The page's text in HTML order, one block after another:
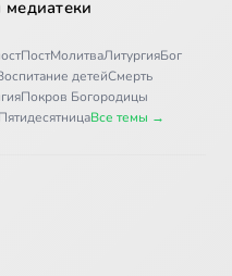
Источники к составлению жизнеописания Оптинских убиенных братьев6:12
медиатеки
ПостМолитваЛитургияБог
детейСмерть
Покров Богородицы
ПятидесятницаВсе темы →